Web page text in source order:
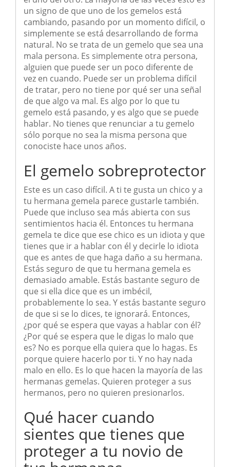
un signo de que uno de los gemelos está
cambiando, pasando por un momento difícil, o
simplemente se está desarrollando de forma
natural. No se trata de un gemelo que sea una
mala persona. Es simplemente otra persona,
alguien que puede ser un poco diferente de
vez en cuando. Puede ser un problema difícil
de tratar, pero no tiene por qué ser una señal
de que algo va mal. Es algo por lo que tu
gemelo está pasando, y es algo que se puede
hablar. No tienes que renunciar a tu gemelo
sólo porque no sea la misma persona que
conociste hace unos años.
El gemelo sobreprotector
Este es un caso difícil. A ti te gusta un chico y a
tu hermana gemela parece gustarle también.
Puede que incluso sea más abierta con sus
sentimientos hacia él. Entonces tu hermana
gemela te dice que ese chico es un idiota y que
tienes que ir a hablar con él y decirle lo idiota
que es antes de que haga daño a su hermana.
Estás seguro de que tu hermana gemela es
demasiado amable. Estás bastante seguro de
que si ella dice que es un imbécil,
probablemente lo sea. Y estás bastante seguro
de que si se lo dices, te ignorará. Entonces,
¿por qué se espera que vayas a hablar con él?
¿Por qué se espera que le digas lo malo que
es? No es porque ella quiera que lo hagas. Es
porque quiere hacerlo por ti. Y no hay nada
malo en ello. Es lo que hacen la mayoría de las
hermanas gemelas. Quieren proteger a sus
hermanos, pero no quieren presionarlos.
Qué hacer cuando
sientes que tienes que
proteger a tu novio de